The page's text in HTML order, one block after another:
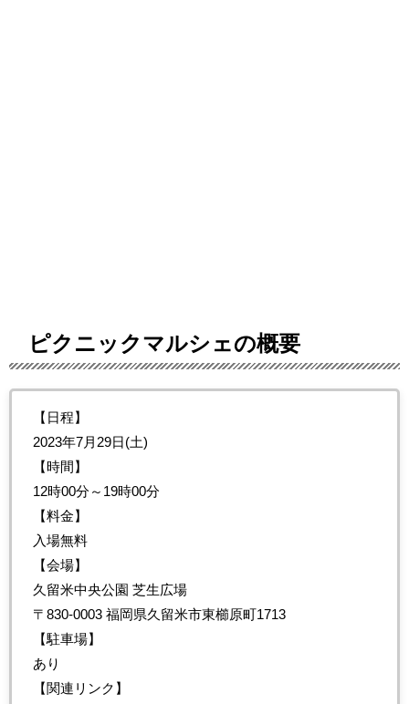
ピクニックマルシェの概要
【日程】
2023年7月29日(土)
【時間】
12時00分～19時00分
【料金】
入場無料
【会場】
久留米中央公園 芝生広場
〒830-0003 福岡県久留米市東櫛原町1713
【駐車場】
あり
【関連リンク】